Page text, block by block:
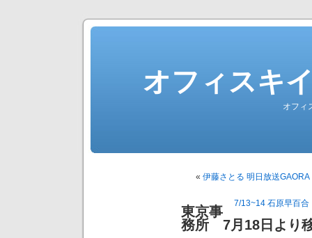
オフィスキ
オフィ
« 伊藤さとる 明日放送
7/13~14 石原早百
東京事
務所 7月18日より